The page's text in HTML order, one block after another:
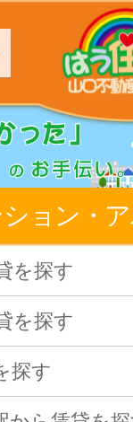
ション・
を探す
を探す
探す